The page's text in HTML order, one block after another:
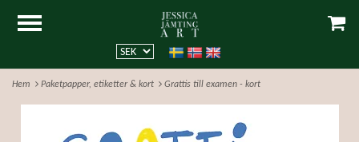
Hem Paketpapper, etiketter & kort Grattis till examen - kort